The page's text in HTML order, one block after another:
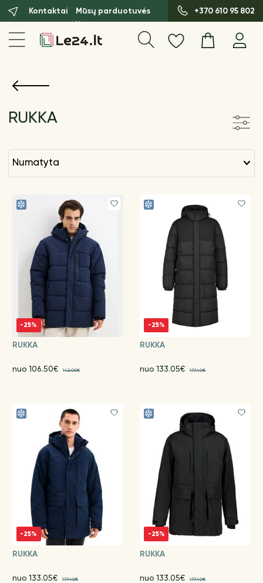
Kontaktai Mūsų parduotuvės +370 610 95 802
RUKKA
numatyta
-25%
RUKKA
nuo 106.50€ 142.00€
-25%
RUKKA
nuo 133.05€ 177.40€
-25%
RUKKA
nuo 133.05€ 177.40€
-25%
RUKKA
nuo 133.05€ 177.40€